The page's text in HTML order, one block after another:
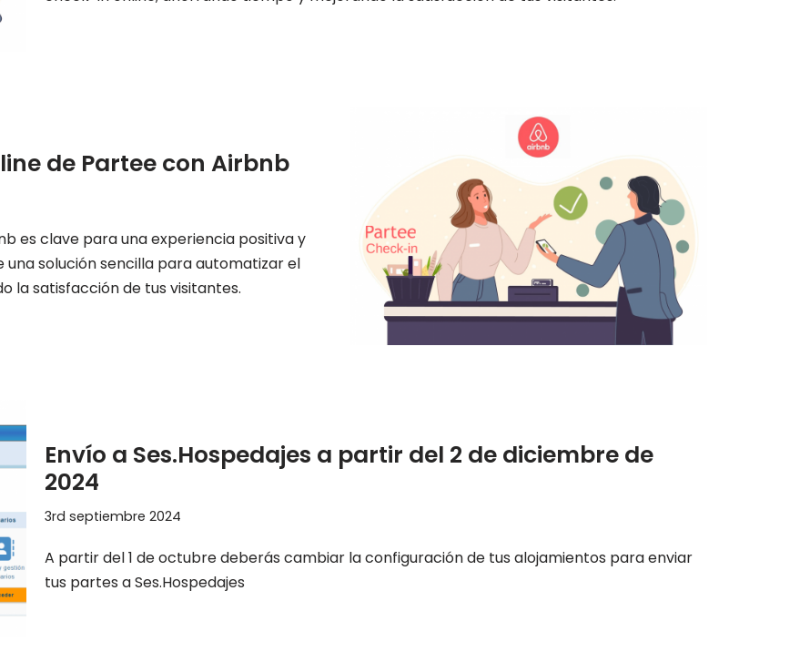
de Partee con Airbnb
es clave para una experiencia positiva y
solución sencilla para automatizar el
la satisfacción de tus visitantes.
Envío a Ses.Hospedajes a partir del 2 de diciembre de
2024
3rd septiembre 2024
A partir del 1 de octubre deberás cambiar la configuración de tus alojamientos para enviar
tus partes a Ses.Hospedajes